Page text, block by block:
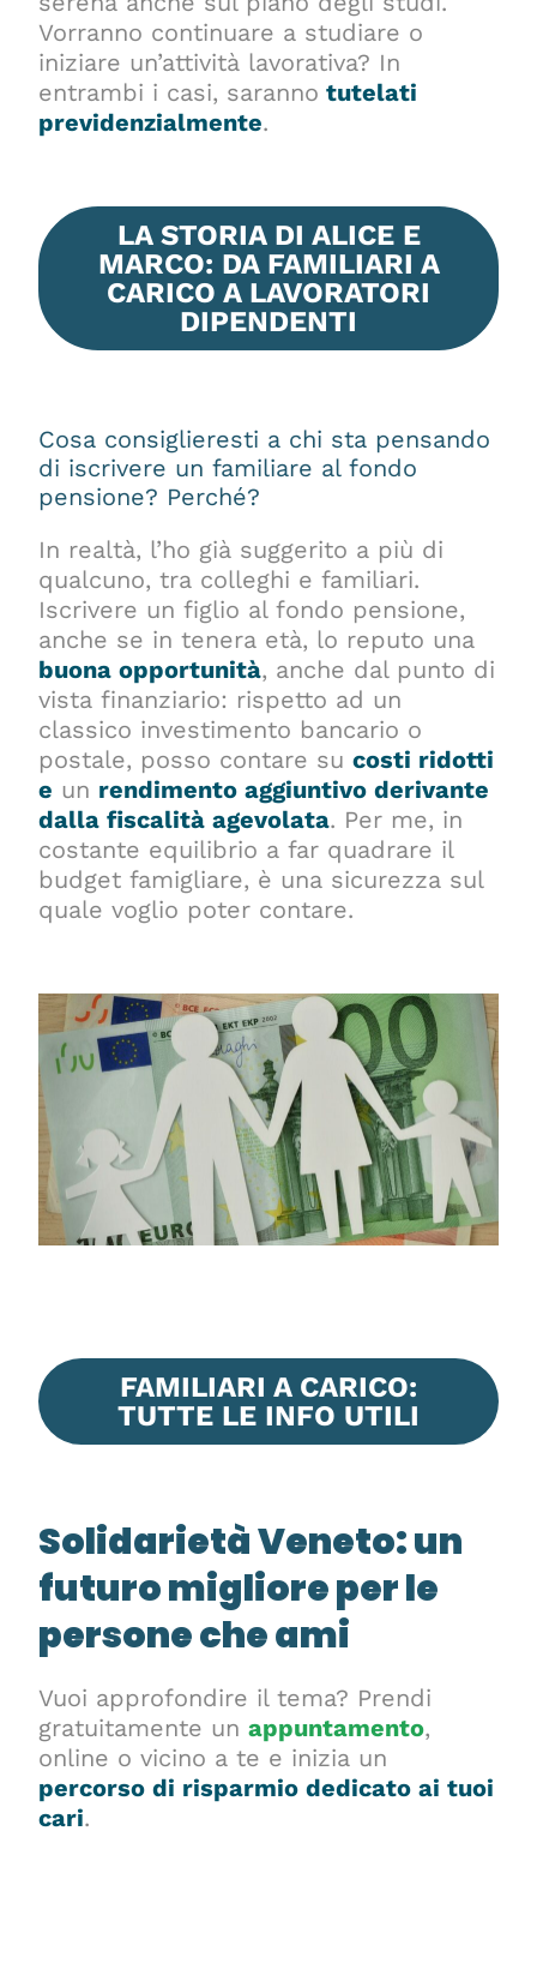
Vorranno continuare a studiare o
iniziare un’attività lavorativa? In
entrambi i casi, saranno tutelati
previdenzialmente.
LA STORIA DI ALICE E
MARCO: DA FAMILIARI A
CARICO A LAVORATORI
DIPENDENTI
Cosa consiglieresti a chi sta pensando
di iscrivere un familiare al fondo
pensione? Perché?
In realtà, l’ho già suggerito a più di
qualcuno, tra colleghi e familiari.
Iscrivere un figlio al fondo pensione,
anche se in tenera età, lo reputo una
buona opportunità, anche dal punto di
vista finanziario: rispetto ad un
classico investimento bancario o
postale, posso contare sucosti ridotti
e un rendimento aggiuntivo derivante
dalla fiscalità agevolata. Per me, in
costante equilibrio a far quadrare il
budget famigliare, è una sicurezza sul
quale voglio poter contare.
FAMILIARI A CARICO:
TUTTE LE INFO UTILI
Solidarietà Veneto: un
futuro migliore per le
persone che ami
Vuoi approfondire il tema? Prendi
gratuitamente unappuntamento,
online o vicino a te e inizia un
percorso di risparmio dedicato ai tuoi
cari.